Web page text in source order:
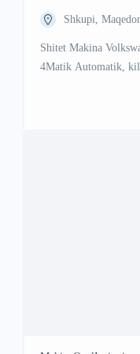
Shkupi,
Shitet Makina
4Matik Automatik,
duket ne foto per